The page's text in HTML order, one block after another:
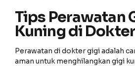
Tips Perawatan
Kuning di
Perawatan di dokter gigi adalah
aman untuk menghilangkan gigi